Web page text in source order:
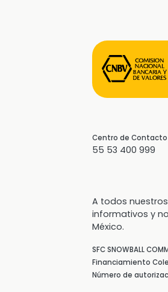
Centro de
55 53 400 999
A todos
informativos y
México.
SFC SNOWBALL
Financiamiento
Número de